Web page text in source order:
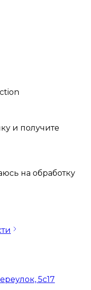
и получите
на обработку
5с17